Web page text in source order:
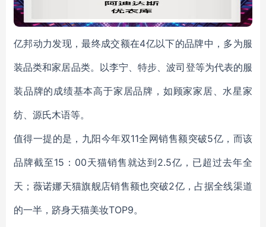
亿邦动力发现，最终成交额在4亿以下的品牌中，多为服
装品类和家居品类。以李宁、特步、波司登等为代表的服
装品牌的成绩基本高于家居品牌，如顾家家居、水星家
纺、源氏木语等。
值得一提的是，九阳今年双11全网销售额突破5亿，而该
品牌截至15：00天猫销售就达到2.5亿，已超过去年全
天；薇诺娜天猫旗舰店销售额也突破2亿，占据全线渠道
的一半，跻身天猫美妆TOP9。